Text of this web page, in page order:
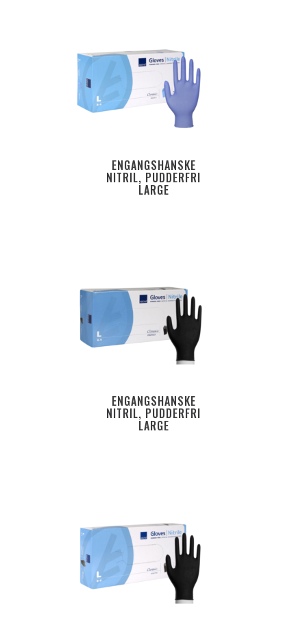
ENGANGSHANSKE
NITRIL, PUDDERFRI
LARGE
ENGANGSHANSKE
NITRIL, PUDDERFRI
LARGE